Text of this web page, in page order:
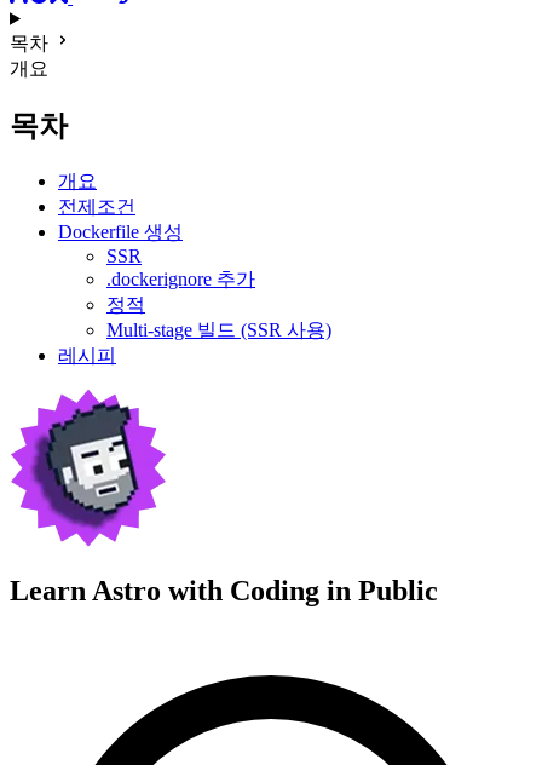
목차
개요
목차
개요
전제조건
Dockerfile 생성
SSR
.dockerignore 추가
정적
Multi-stage 빌드 (SSR 사용)
레시피
Learn Astro with Coding in Public